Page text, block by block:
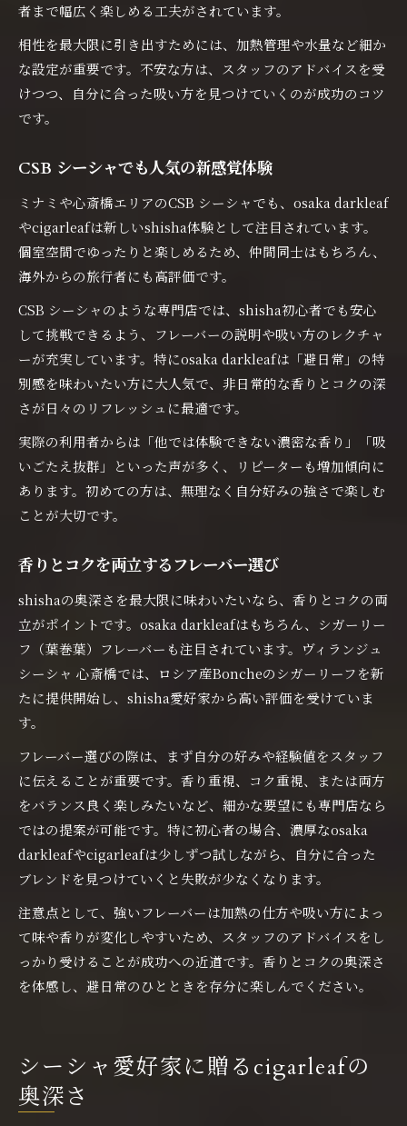
者まで幅広く楽しめる工夫がされています。
相性を最大限に引き出すためには、加熱管理や水量など細か
な設定が重要です。不安な方は、スタッフのアドバイスを受
けつつ、自分に合った吸い方を見つけていくのが成功のコツ
です。
CSB シーシャでも人気の新感覚体験
ミナミや心斎橋エリアのCSB シーシャでも、osaka darkleaf
やcigarleafは新しいshisha体験として注目されています。
個室空間でゆったりと楽しめるため、仲間同士はもちろん、
海外からの旅行者にも高評価です。
CSB シーシャのような専門店では、shisha初心者でも安心
して挑戦できるよう、フレーバーの説明や吸い方のレクチャ
ーが充実しています。特にosaka darkleafは「避日常」の特
別感を味わいたい方に大人気で、非日常的な香りとコクの深
さが日々のリフレッシュに最適です。
実際の利用者からは「他では体験できない濃密な香り」「吸
いごたえ抜群」といった声が多く、リピーターも増加傾向に
あります。初めての方は、無理なく自分好みの強さで楽しむ
ことが大切です。
香りとコクを両立するフレーバー選び
shishaの奥深さを最大限に味わいたいなら、香りとコクの両
立がポイントです。osaka darkleafはもちろん、シガーリー
フ（葉巻葉）フレーバーも注目されています。ヴィランジュ
シーシャ 心斎橋では、ロシア産Boncheのシガーリーフを新
たに提供開始し、shisha愛好家から高い評価を受けていま
す。
フレーバー選びの際は、まず自分の好みや経験値をスタッフ
に伝えることが重要です。香り重視、コク重視、または両方
をバランス良く楽しみたいなど、細かな要望にも専門店なら
ではの提案が可能です。特に初心者の場合、濃厚なosaka
darkleafやcigarleafは少しずつ試しながら、自分に合った
ブレンドを見つけていくと失敗が少なくなります。
注意点として、強いフレーバーは加熱の仕方や吸い方によっ
て味や香りが変化しやすいため、スタッフのアドバイスをし
っかり受けることが成功への近道です。香りとコクの奥深さ
を体感し、避日常のひとときを存分に楽しんでください。
シーシャ愛好家に贈るcigarleafの
奥深さ